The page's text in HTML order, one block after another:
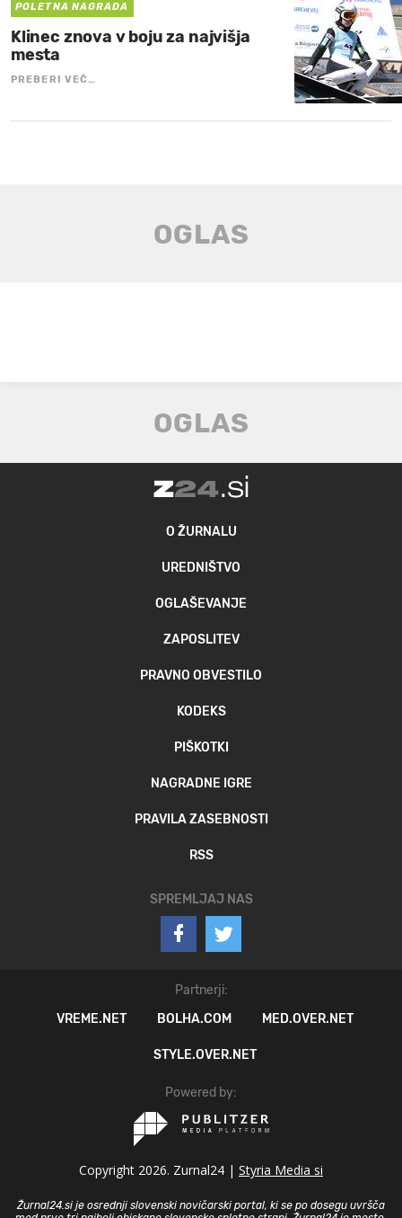
POLETNA NAGRADA
Klinec znova v boju za najvišja
mesta
PREBERI VEČ…
O ŽURNALU
UREDNIŠTVO
OGLAŠEVANJE
ZAPOSLITEV
PRAVNO OBVESTILO
KODEKS
PIŠKOTKI
NAGRADNE IGRE
PRAVILA ZASEBNOSTI
RSS
SPREMLJAJ NAS
Partnerji:
VREME.NET
BOLHA.COM MED.OVER.NET
STYLE.OVER.NET
Powered by:
Copyright 2026. Zurnal24 | Styria Media si
Žurnal24.si je osrednji slovenski novičarski portal, ki se po dosegu uvršča